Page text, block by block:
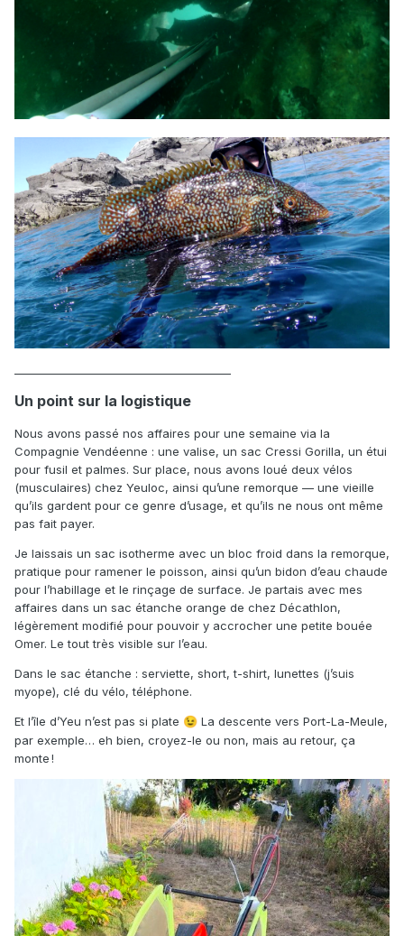
Un point sur la logistique
Nous avons passé nos affaires pour une semaine via la
Compagnie Vendéenne : une valise, un sac Cressi Gorilla, un étui
pour fusil et palmes. Sur place, nous avons loué deux vélos
(musculaires) chez Yeuloc, ainsi qu’une remorque — une vieille
qu’ils gardent pour ce genre d’usage, et qu’ils ne nous ont même
pas fait payer.
Je laissais un sac isotherme avec un bloc froid dans la remorque,
pratique pour ramener le poisson, ainsi qu’un bidon d’eau chaude
pour l’habillage et le rinçage de surface. Je partais avec mes
affaires dans un sac étanche orange de chez Décathlon,
légèrement modifié pour pouvoir y accrocher une petite bouée
Omer. Le tout très visible sur l’eau.
Dans le sac étanche : serviette, short, t-shirt, lunettes (j’suis
myope), clé du vélo, téléphone.
Et l’île d’Yeu n’est pas si plate 😉 La descente vers Port-La-Meule,
par exemple… eh bien, croyez-le ou non, mais au retour, ça
monte !